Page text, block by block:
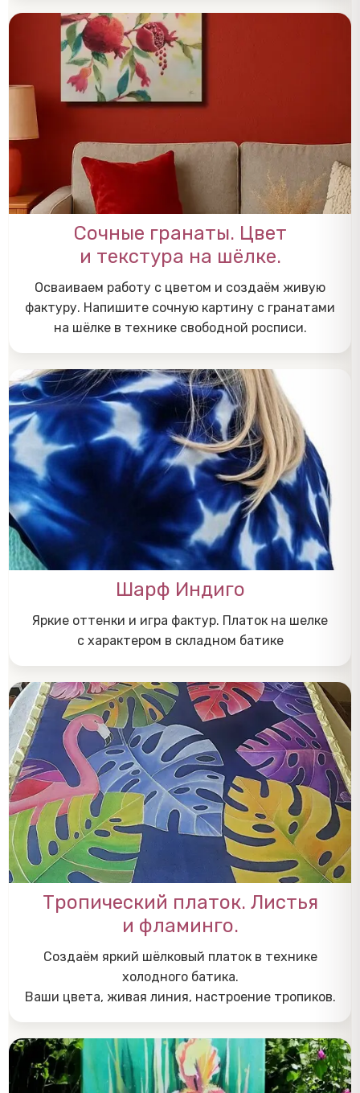
Сочные гранаты. Цвет
и текстура на шёлке.
Осваиваем работу с цветом и создаём живую
фактуру. Напишите сочную картину с гранатами
на шёлке в технике свободной росписи.
Шарф Индиго
Яркие оттенки и игра фактур. Платок на шелке
с характером в складном батике
Тропический платок. Листья
и фламинго.
Создаём яркий шёлковый платок в технике
холодного батика.
Ваши цвета, живая линия, настроение тропиков.